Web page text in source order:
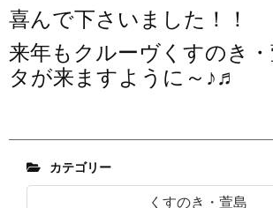
喜んで下さいました！！
来年もクルーヴくすのき
タが来ますように～♪♬
カテゴリー
くすのき・萱島